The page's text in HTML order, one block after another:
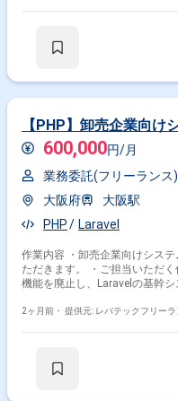
【PHP】卸売企業向け
600,000円/月
業務委託(フリーランス)
大阪府
大阪駅
PHP
Laravel
作業内容 ・卸売企業向けシス
ただきます。 ・ご担当いただ
機能を廃止し、Laravelの基幹
2ヶ月前・ 提供元: レバテックフリーラ